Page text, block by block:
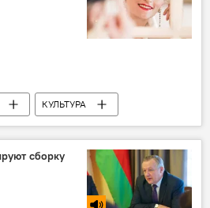
КУЛЬТУРА
АНАЛИТИКА
Горделадзе
сборку